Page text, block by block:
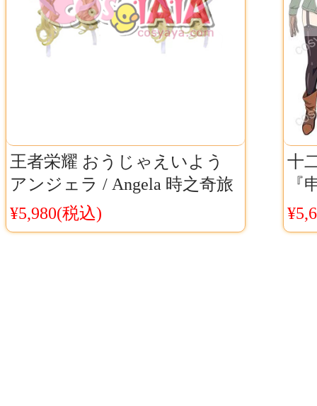
王者栄耀 おうじゃえいよう
アンジェラ / Angela 時之奇旅
(ときのたび) コスプレウィッ
グ Cosyaya通販 送料無料
¥5,980(税込)
十
『
グ